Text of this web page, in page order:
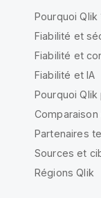
Pourquoi Qlik
Fiabilité et
Fiabilité et
Fiabilité et IA
Pourquoi Qlik
Partenaires
Sources et
Régions Qlik